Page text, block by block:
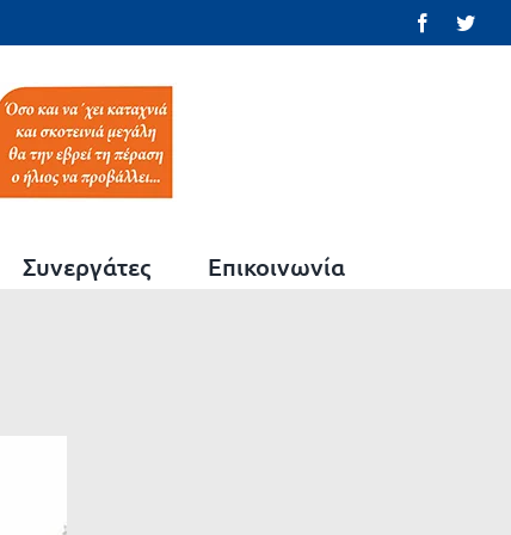
Facebook
Συνεργάτες Επικοινωνία